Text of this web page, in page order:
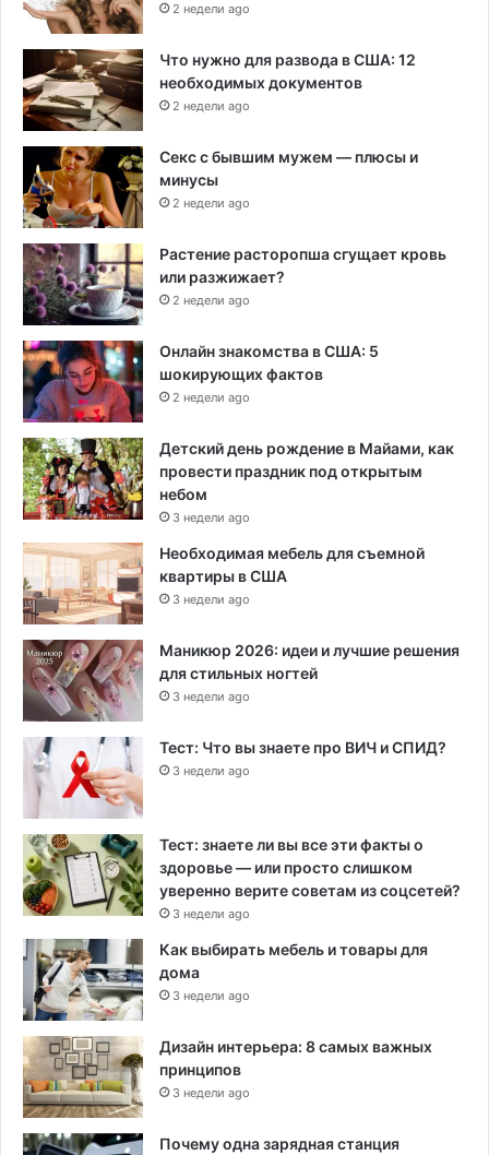
2 недели ago
Что нужно для развода в США: 12
необходимых документов
2 недели ago
Секс с бывшим мужем — плюсы и
минусы
2 недели ago
Растение расторопша сгущает кровь
или разжижает?
2 недели ago
Онлайн знакомства в США: 5
шокирующих фактов
2 недели ago
Детский день рождение в Майами, как
провести праздник под открытым
небом
3 недели ago
Необходимая мебель для съемной
квартиры в США
3 недели ago
Маникюр 2026: идеи и лучшие решения
для стильных ногтей
3 недели ago
Тест: Что вы знаете про ВИЧ и СПИД?
3 недели ago
Тест: знаете ли вы все эти факты о
здоровье — или просто слишком
уверенно верите советам из соцсетей?
3 недели ago
Как выбирать мебель и товары для
дома
3 недели ago
Дизайн интерьера: 8 самых важных
принципов
3 недели ago
Почему одна зарядная станция